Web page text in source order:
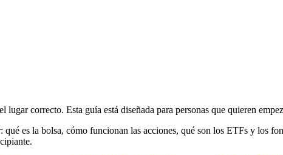
lugar correcto. Esta guía está diseñada para personas que quieren
es la bolsa, cómo funcionan las acciones, qué son los ETFs y los